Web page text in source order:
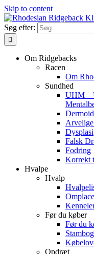
Skip to content
Søg efter:
Om Ridgebacks
Racen
Om
Sundhed
UHM –
Dysplasi
Falsk
Fodring
Korrekt
Hvalpe
Hvalp
Før du køber
Før du
Opdræt